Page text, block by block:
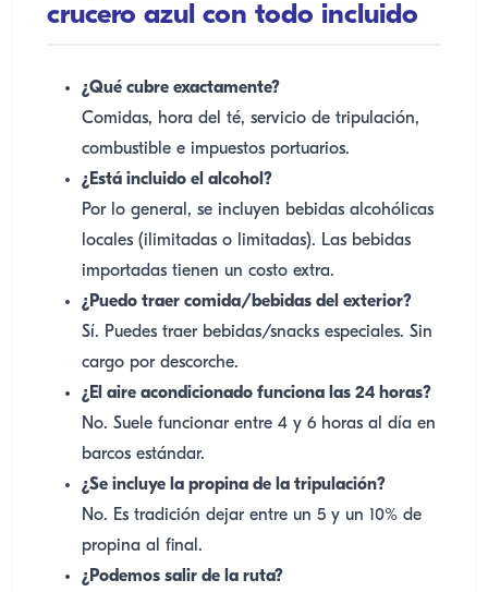
crucero azul con todo incluido
¿Qué cubre exactamente?
Comidas, hora del té, servicio de tripulación,
combustible e impuestos portuarios.
¿Está incluido el alcohol?
Por lo general, se incluyen bebidas alcohólicas
locales (ilimitadas o limitadas). Las bebidas
importadas tienen un costo extra.
¿Puedo traer comida/bebidas del exterior?
Sí. Puedes traer bebidas/snacks especiales. Sin
cargo por descorche.
¿El aire acondicionado funciona las 24 horas?
No. Suele funcionar entre 4 y 6 horas al día en
barcos estándar.
¿Se incluye la propina de la tripulación?
No. Es tradición dejar entre un 5 y un 10% de
propina al final.
¿Podemos salir de la ruta?